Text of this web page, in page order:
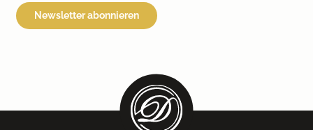
Newsletter abonnieren